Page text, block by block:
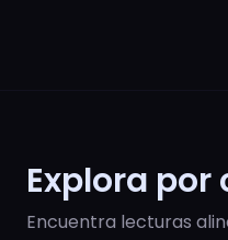
Explora
Encuentra lecturas